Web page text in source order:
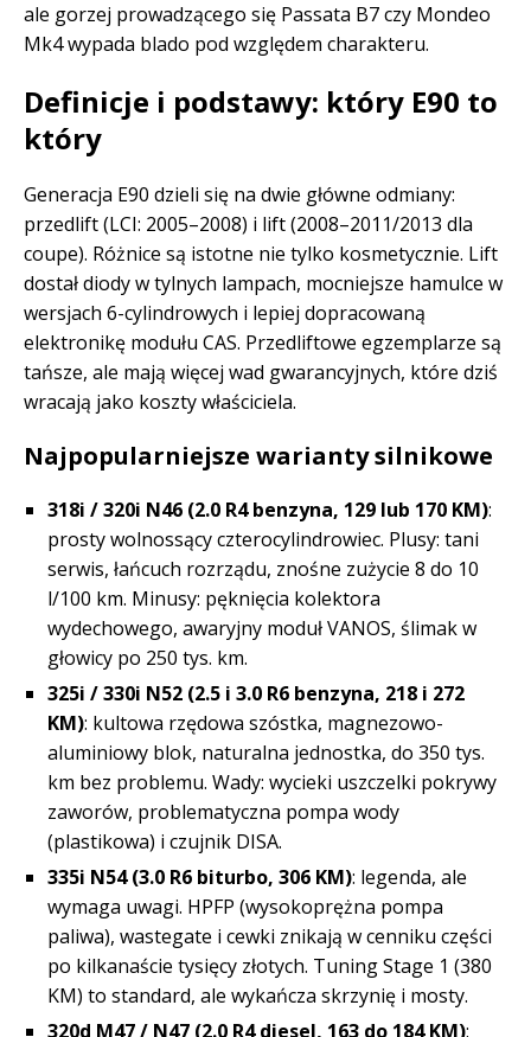
ale gorzej prowadzącego się Passata B7 czy Mondeo
Mk4 wypada blado pod względem charakteru.
Definicje i podstawy: który E90 to
który
Generacja E90 dzieli się na dwie główne odmiany:
przedlift (LCI: 2005–2008) i lift (2008–2011/2013 dla
coupe). Różnice są istotne nie tylko kosmetycznie. Lift
dostał diody w tylnych lampach, mocniejsze hamulce w
wersjach 6-cylindrowych i lepiej dopracowaną
elektronikę modułu CAS. Przedliftowe egzemplarze są
tańsze, ale mają więcej wad gwarancyjnych, które dziś
wracają jako koszty właściciela.
Najpopularniejsze warianty silnikowe
318i / 320i N46 (2.0 R4 benzyna, 129 lub 170 KM):
prosty wolnossący czterocylindrowiec. Plusy: tani
serwis, łańcuch rozrządu, znośne zużycie 8 do 10
l/100 km. Minusy: pęknięcia kolektora
wydechowego, awaryjny moduł VANOS, ślimak w
głowicy po 250 tys. km.
325i / 330i N52 (2.5 i 3.0 R6 benzyna, 218 i 272
KM): kultowa rzędowa szóstka, magnezowo-
aluminiowy blok, naturalna jednostka, do 350 tys.
km bez problemu. Wady: wycieki uszczelki pokrywy
zaworów, problematyczna pompa wody
(plastikowa) i czujnik DISA.
335i N54 (3.0 R6 biturbo, 306 KM): legenda, ale
wymaga uwagi. HPFP (wysokoprężna pompa
paliwa), wastegate i cewki znikają w cenniku części
po kilkanaście tysięcy złotych. Tuning Stage 1 (380
KM) to standard, ale wykańcza skrzynię i mosty.
320d M47 / N47 (2.0 R4 diesel, 163 do 184 KM):